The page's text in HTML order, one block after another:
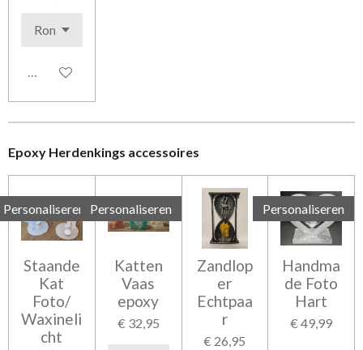
In winkelwagen
Epoxy Herdenkings accessoires
Personaliseren
Staande
Kat
Foto/
Waxineli
cht
Personaliseren
Katten
Vaas
epoxy
€ 32,95
Zandlop
er
Echtpaa
r
€ 26,95
Personaliseren
Handma
de Foto
Hart
€ 49,99